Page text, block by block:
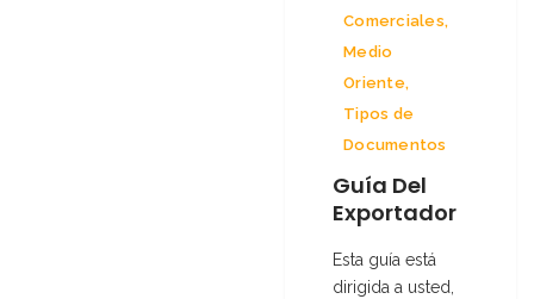
Comerciales,
Medio
Oriente,
Tipos de
Documentos
Guía Del
Exportador
Esta guía está
dirigida a usted,